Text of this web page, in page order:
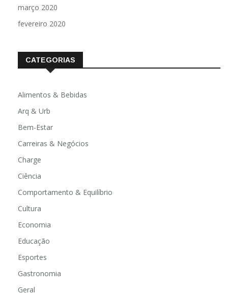
março 2020
fevereiro 2020
CATEGORIAS
Alimentos & Bebidas
Arq & Urb
Bem-Estar
Carreiras & Negócios
Charge
Ciência
Comportamento & Equilíbrio
Cultura
Economia
Educação
Esportes
Gastronomia
Geral